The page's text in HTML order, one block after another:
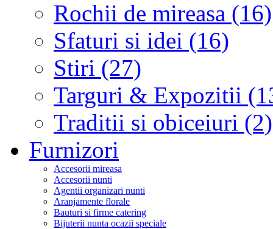
Rochii de mireasa (16)
Sfaturi si idei (16)
Stiri (27)
Targuri & Expozitii
Traditii si obiceiuri (2)
Furnizori
Accesorii mireasa
Accesorii nunti
Agentii organizari nunti
Aranjamente florale
Bauturi si firme catering
Bijuterii nunta ocazii speciale